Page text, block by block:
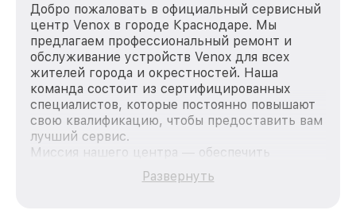
Добро пожаловать в официальный сервисный
центр Venox в городе Краснодаре. Мы
предлагаем профессиональный ремонт и
обслуживание устройств Venox для всех
жителей города и окрестностей. Наша
команда состоит из сертифицированных
специалистов, которые постоянно повышают
свою квалификацию, чтобы предоставить вам
лучший сервис.
Миссия нашего центра — обеспечить
качественный и доступный ремонт для
каждого пользователя продукции Venox, вне
Развернуть